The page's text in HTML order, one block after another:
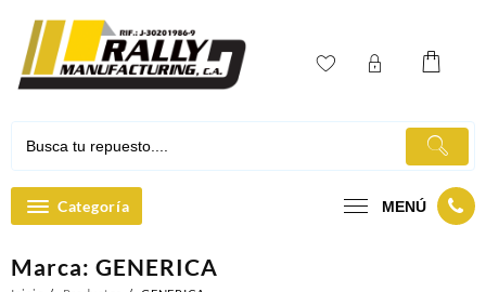
contenido
Categoría MENÚ
Marca: GENERICA